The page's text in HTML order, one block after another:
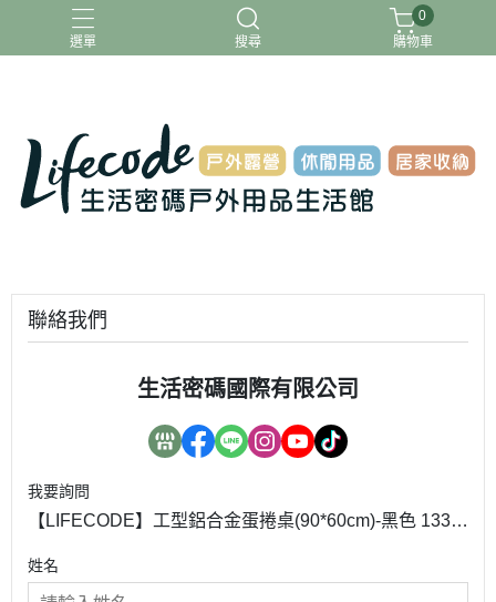
選單 搜尋
ADAMOUTDOOR G-PLUS INTEX
MOVELIFE
樂活不露
0
購物車
聯絡我們
生活密碼國際有限公司
我要詢問
【LIFECODE】工型鋁合金蛋捲桌(90*60cm)-黑色 1331
姓名